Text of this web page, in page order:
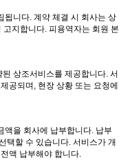
됩니다. 계약 체결 시 회사는 상
고지합니다. 피용역자는 회원 본
상조서비스를 제공합니다. 서
공되며, 현장 상황 또는 요청에
액을 회사에 납부합니다. 납부
택할 수 있습니다. 서비스가 개
액 납부해야 합니다.